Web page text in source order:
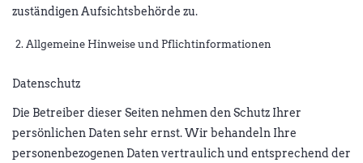
zuständigen Aufsichtsbehörde zu.
Allgemeine Hinweise und Pflichtinformationen
Datenschutz
Die Betreiber dieser Seiten nehmen den Schutz Ihrer
persönlichen Daten sehr ernst. Wir behandeln Ihre
personenbezogenen Daten vertraulich und entsprechend der